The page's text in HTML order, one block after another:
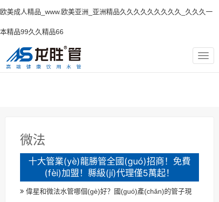
欧美成人精品_www.欧美亚洲_亚洲精品久久久久久久久久久_久久久一
本精品99久久精品66
微法
十大管業(yè)龍勝管全國(guó)招商！免費
(fèi)加盟！縣級(jí)代理僅5萬起！
偉星和微法水管哪個(gè)好？國(guó)產(chǎn)的管子現